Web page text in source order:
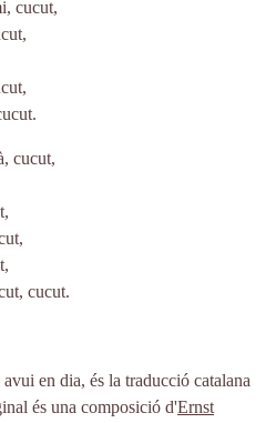
cucut,
cucut,
cucut.
en dia, és la traducció catalana
és una composició d'Ernst